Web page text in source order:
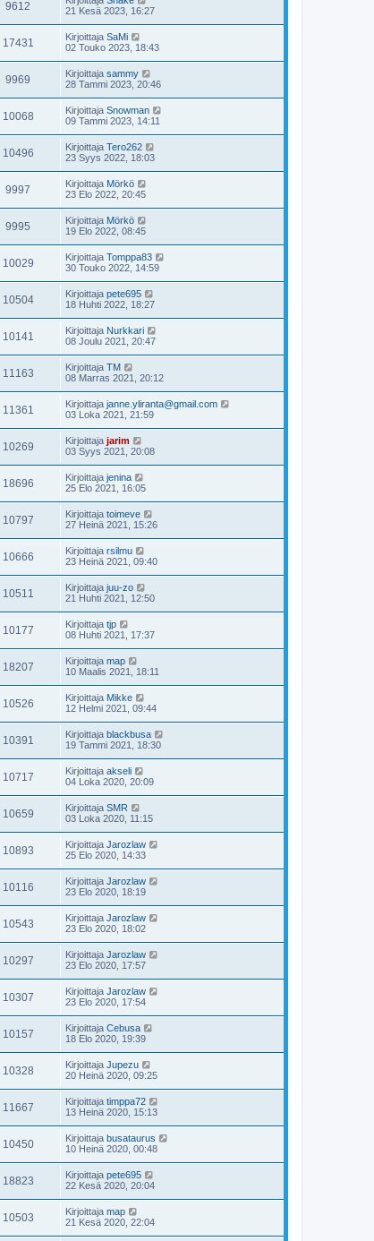
9612
21 Kesä 2023, 16:27
17431 Kirjoittaja SaMi
02 Touko 2023, 18:43
9969 Kirjoittaja sammy
28 Tammi 2023, 20:46
10068 Kirjoittaja Snowman
09 Tammi 2023, 14:11
10496 Kirjoittaja Tero262
23 Syys 2022, 18:03
9997 Kirjoittaja Mörkö
23 Elo 2022, 20:45
9995 Kirjoittaja Mörkö
19 Elo 2022, 08:45
10029 Kirjoittaja Tomppa83
30 Touko 2022, 14:59
10504 Kirjoittaja pete695
18 Huhti 2022, 18:27
10141 Kirjoittaja Nurkkari
08 Joulu 2021, 20:47
11163 Kirjoittaja TM
08 Marras 2021, 20:12
11361 Kirjoittaja janne.yliranta@gmail.com
03 Loka 2021, 21:59
10269 Kirjoittaja jarim
03 Syys 2021, 20:08
18696 Kirjoittaja jenina
25 Elo 2021, 16:05
10797 Kirjoittaja toimeve
27 Heinä 2021, 15:26
10666 Kirjoittaja rsilmu
23 Heinä 2021, 09:40
10511 Kirjoittaja juu-zo
21 Huhti 2021, 12:50
10177 Kirjoittaja tjp
08 Huhti 2021, 17:37
18207 Kirjoittaja map
10 Maalis 2021, 18:11
10526 Kirjoittaja Mikke
12 Helmi 2021, 09:44
10391 Kirjoittaja blackbusa
19 Tammi 2021, 18:30
10717 Kirjoittaja akseli
04 Loka 2020, 20:09
10659 Kirjoittaja SMR
03 Loka 2020, 11:15
10893 Kirjoittaja Jarozlaw
25 Elo 2020, 14:33
10116 Kirjoittaja Jarozlaw
23 Elo 2020, 18:19
10543 Kirjoittaja Jarozlaw
23 Elo 2020, 18:02
10297 Kirjoittaja Jarozlaw
23 Elo 2020, 17:57
10307 Kirjoittaja Jarozlaw
23 Elo 2020, 17:54
10157 Kirjoittaja Cebusa
18 Elo 2020, 19:39
10328 Kirjoittaja Jupezu
20 Heinä 2020, 09:25
11667 Kirjoittaja timppa72
13 Heinä 2020, 15:13
10450 Kirjoittaja busataurus
10 Heinä 2020, 00:48
18823 Kirjoittaja pete695
22 Kesä 2020, 20:04
10503 Kirjoittaja map
21 Kesä 2020, 22:04